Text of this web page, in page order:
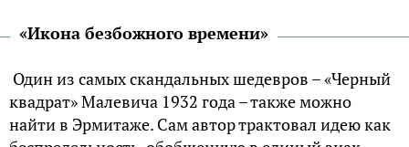
«Икона безбожного времени»
Один из самых скандальных шедевров – «Черный
квадрат» Малевича 1932 года – также можно
найти в Эрмитаже. Сам автор трактовал идею как